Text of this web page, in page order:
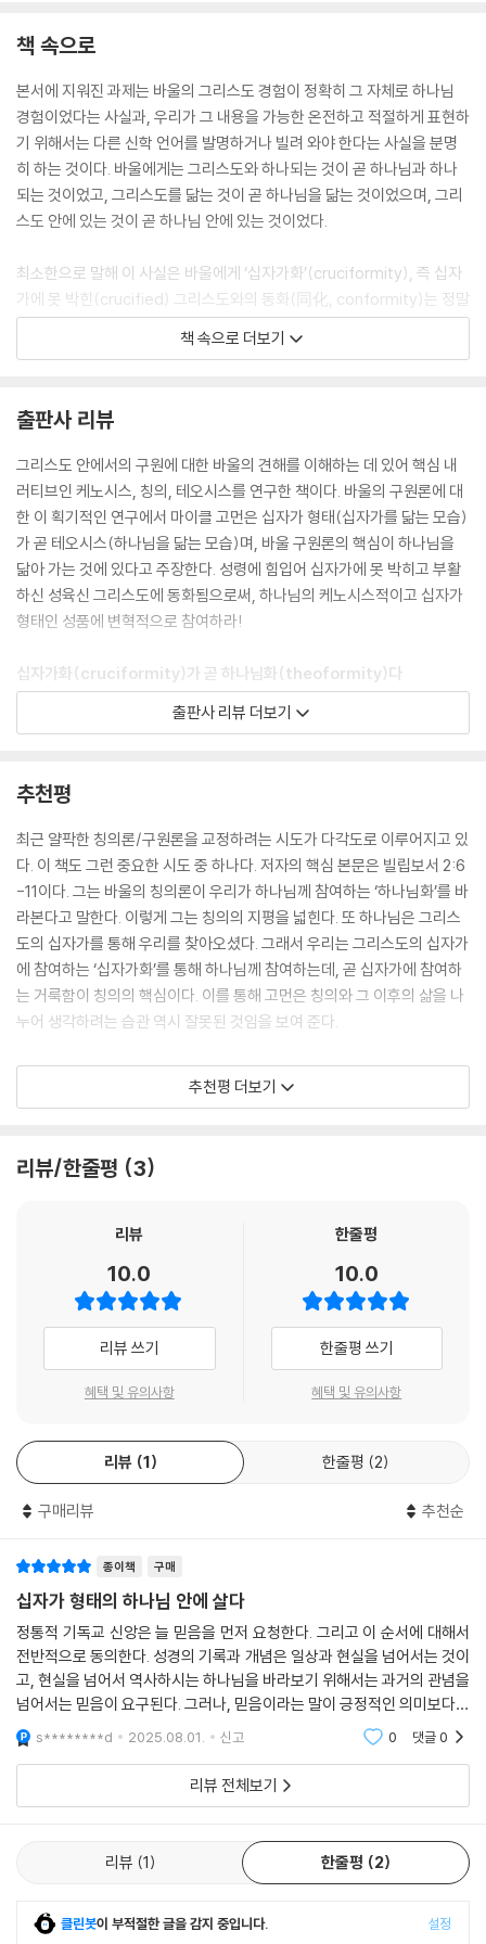
책 속으로
본서에 지워진 과제는 바울의 그리스도 경험이 정확히 그 자체로 하나님
경험이었다는 사실과, 우리가 그 내용을 가능한 온전하고 적절하게 표현하
기 위해서는 다른 신학 언어를 발명하거나 빌려 와야 한다는 사실을 분명
히 하는 것이다. 바울에게는 그리스도와 하나되는 것이 곧 하나님과 하나
되는 것이었고, 그리스도를 닮는 것이 곧 하나님을 닮는 것이었으며, 그리
스도 안에 있는 것이 곧 하나님 안에 있는 것이었다.
최소한으로 말해 이 사실은 바울에게 ‘십자가화’(cruciformity), 즉 십자
가에 못 박힌(crucified) 그리스도와의 동화(同化, conformity)는 정말
로 ‘하나님화’(theoformity), 혹은 테오시스였다는 것을 의미한다. 이러
한 주장들에 관한 본서의 논의는 또한 바울의 유명한 표현인 ‘그리스도 안
론이었다.
--- 「서론│십자가 형태 하나님 안에 살다」 중에서
빌립보서 2:6-11 연구에서 해소되지 않는 끈질긴 질문 중 하나는 이 본문
의 배경(들)과 출처를 둘러싼 문제다. 그런데 우리가 빌립보서 2:6-11에
접근할 때 절대 잊으면 안 되는 사실이 있다. 그것은 바로 이 본문이 시적
내러티브라는 사실이다. 대부분 시와 마찬가지로 이 본문도 풍부한 은유와
암시를 담고 있으며, 그렇기에 출처 혹은 심지어 ‘배경들’보다는 상호텍스
헌학적 정밀성을 추구하긴 해야겠지만, 또한 상호텍스트적 씨줄과 날줄로
직조된 이 작품 속에 존재하는 의미론적 중첩과 모호함을 그대로 안고 가
는 법도 배워야 한다. 이 시적 상호텍스트성 개념에는 이러한 본문 안에 서
로 창조적 긴장 관계에 있는 단어, 암시, 반향이 존재할지도 모른다는 의미
티브에는 아무런 내적 구조와 일관성, 플롯, 혹은 논리가 없다는 의미도 아
니다. 오히려 그 반대다. 자료의 출처나 사전학과 관련된 절대적 정확성을
추구하려는 노력을 내려놓으면, 우리는 시 자체를 설명하기 위해 시를 들
여다볼 수 있다. 이 본문에서 논란이 되는 단어와 구절 중 다수는 시 내부에
서 그 의미를 얻는다. 더욱이 시의 전체 의미는 바울이 이 시를 근접 문맥과
빌립보서의 다른 곳에서, 그리고 우리가 가진 바울서신 전체에서 어떻게
활용하는지 그리고 그럼으로써 해석하는지 조사함으로써 파악될 수 있다.
따라서 이 시적 본문을 체계적인 기독론에 관한 논문으로 취급해서는 안
--- 「1장│“그는 하나님의 형태이신데도/형태이시므로”」 중에서
더 구체적으로 말하면, 바울에게는 두 가지 구원론 모델(법정적 모델과 참
여적 모델)이 아니라 하나의 모델이 있었는데, 그것은 ‘함께 십자가에 못
그리스도가 십자가 위에서 보인 그 믿음과 사랑의 행위에 참여함으로써 하
나님 및 이웃과의 올바른 언약 관계가 회복된다는 것이다. 그리고 그리스
도의 이 한번의 행위는 율법의 ‘수직적’ 요구와 ‘수평적’ 요구 모두를 성취
해서, 그 행위에 참여하는 사람들도 그와 동일한 생명을 주는 율법 성취를
경험하며, 그 경험 안에서 죽음을 통한 부활이라는 과정, 그 역설적이고 기
독론에 기초한 과정을 시작한다. 말하자면, 그들은 십자가에 못 박힌 그리
스도와 동화되는 과정(십자가화ㆍ그리스도화)에 첫발을 내딛게 되며, 그
신화(deification)의 과정이기도 하다.
동사 ‘디카이오오’(dikaio?) 및 관련 단어들로 표현되어 있는 ‘칭의’ 개념
체가 등장하는 경우만 분석하면 이 광범위한 신학 개념에 관한 모든 것을
발견할 수 있다는 듯이 연구되었다. 하지만 유대교의 신학 개념으로서 칭
의를 대상으로 삼는 모든 논의는 서로 겹치는 개념인 언약, 생명, 그리고 당
연히 정의/의와 반드시 연결되어야 한다. 그렇다면 바울에게 칭의는 무엇
이었는가? 내가 주장할 내용은 바울에게 칭의란 (하나님을 향한) ‘수직적’
혹은 신학적 관계 및 그와 불가분한 (타인을 향한) ‘수평적’ 혹은 사회적 관
계 모두에서 올바른 언약 관계의 수립 혹은 회복을 뜻하며, 바울은 그것을
궁극적인 신원과 영광에 대한 확실한 소망이 포함되며, 이 모든 것은 그리
스도와 성령에 비추어 이해되고 그리스도와 성령을 통해 경험된다는 것이
다시 한번 우리는, 신자들이 최초에 그리고 계속해서 함께 십자가에 못 박
히는 그분이 부활하신, 십자가에 못 박히신 그리스도(the resurrected
crucified Christ)라는 사실을 강조해야 한다. 이 점은 기독론과 구원론
책 속으로 더보기
출판사 리뷰
그리스도 안에서의 구원에 대한 바울의 견해를 이해하는 데 있어 핵심 내
러티브인 케노시스, 칭의, 테오시스를 연구한 책이다. 바울의 구원론에 대
한 이 획기적인 연구에서 마이클 고먼은 십자가 형태(십자가를 닮는 모습)
가 곧 테오시스(하나님을 닮는 모습)며, 바울 구원론의 핵심이 하나님을
닮아 가는 것에 있다고 주장한다. 성령에 힘입어 십자가에 못 박히고 부활
하신 성육신 그리스도에 동화됨으로써, 하나님의 케노시스적이고 십자가
형태인 성품에 변혁적으로 참여하라!
십자가화(cruciformity)가 곧 하나님화(theoformity)다
『십자가 형태의 하나님 안에 살다』는 마이클 고먼의 전작 『삶으로 담아내
면, 십자가화는 하나님화, 또는 테오시스라고 할 수 있는데, 이 책은 전작
에서 충분히 개진하지 않은 이 테오시스 개념을 더욱 풀어 설명한다. 저자
는 바울의 구원론의 토대를 구축하는 빌립보서 2:6-11 내러티브 구조에
드러난 그리스도의 내러티브적 정체성이 궁극적으로는 하나님의 내러티
브적 정체성의 계시라고 주장한다.
말하자면 이 본문이 그리스도를 하나님으로 계시한다는 것이다. 다시 말
해, 이 본문은 내러티브 측면에서 그분의 정체성을 ‘[x]인데도 [y]가 아니
라 오히려 [z]’, 즉 ‘[신분]인데도 [이기심]이 아니라 오히려 [이타심]’으로
그리스도의 진정한 신성만이 아닌, 아담과 대비되는 그의 진정한 인성이
다. 따라서 참된 인간이 된다는 것은 그리스도를 닮는 것이며, 그것은 곧 하
나님을 닮는 것을 의미한다. 따라서 저자는 십자가화, 즉 성육신하고 십자
안에 계시된 하나님의 형상으로 성령에 참여함으로써 탈바꿈되는 과정을
‘함께 십자가에 못 박힘에 의한 칭의’(justification by co-crucifixi
“내가 십자가 형태이니, 너희도 십자가 형태가 될지어다”
저자는 이 책의 정수인 2장에서 바울서신의 핵심 본문 몇 가지, 특히 갈라
디아서 2:15-21과 로마서 6:1-7:6을 들여다보면서, 칭의가 ‘함께 십자가
에 못 박힘’을 통해 이루어짐을 보여 준다. 즉, 칭의는 언약적이며 십자가
품에 참여하는 것이기도 하다. 따라서 칭의 자체가 곧 테오시스다. 저자는
특히 갈라디아서 2:15-21과 로마서 6:1-7:6에 초점을 맞추고, 로마서 5:1
-11, 고린도후서 5:14-21, 빌립보서 2:5-11의 도움을 받아 바울이 말하는
면서도 잠재적으로 희생이 따르는 경험이며, 그리스도와 ‘함께 십자가에
이어지는 3장에서 저자는 바울이 거룩함을 삼위 하나님, 즉 아버지, 아들,
성령의 십자가 형태 성품에 참여하고 본받는 것으로 재정의한다고 말한다.
우리는 신적 거룩함의 화신이신 그리스도에게 참여적으로 동화됨으로써
하나님처럼 거룩해진다. 그러므로 거룩함 또는 성화는 칭의의 부록이 아니
라 칭의의 실현이다. 마지막 4장에서는 비폭력이야말로 십자가와 부활에
서 계시되고 바울이 이야기하는 케노시스적인 십자가 형태 하나님의 생명
에 참여하는 삶의 본질적 증표 중 하나라고 주장한다. 저자는 또한 바울이
신성한 폭력에 대한 르네 지라르의 주장과 그것을 바울에게 적용한 로버트
해머튼캘리의 해석을 다루면서 그에 대한 대답으로 앙리 레비와 미로슬라
있다고 말한다.
출판사 리뷰 더보기
추천평
최근 얄팍한 칭의론/구원론을 교정하려는 시도가 다각도로 이루어지고 있
다. 이 책도 그런 중요한 시도 중 하나다. 저자의 핵심 본문은 빌립보서 2:6
-11이다. 그는 바울의 칭의론이 우리가 하나님께 참여하는 ‘하나님화’를 바
라본다고 말한다. 이렇게 그는 칭의의 지평을 넓힌다. 또 하나님은 그리스
도의 십자가를 통해 우리를 찾아오셨다. 그래서 우리는 그리스도의 십자가
에 참여하는 ‘십자가화’를 통해 하나님께 참여하는데, 곧 십자가에 참여하
는 거룩함이 칭의의 핵심이다. 이를 통해 고먼은 칭의와 그 이후의 삶을 나
누어 생각하려는 습관 역시 잘못된 것임을 보여 준다.
그는 칭의론의 중요 본문인 갈라디아서와 로마서의 주요 논쟁거리를 내러
티브적 관점으로 솎아 내며 십자가 형태의 거룩함이 구원의 본질적 과정이
음과 은혜 ‘타령’이 뭔가 이상하다고 생각해 온 사람들, 신앙이 내 삶과 따
이야기를 들려주는 이 책이 매우 유익할 것이다.
이클 고먼은 바울 윤리를 논의할 때 빠지지 않는 가장 중요한 학자 중 하나
다. 고먼은 이 책에서 바울 신학의 핵심을 풍성하게 재발견한다. 이 책은 교
부신학에서 중요한 개념인 테오시스를 바울 신학의 중심으로 이해하면서
점에 따라 설명한다. 궁극적으로 하나님 안에 거하는 삶이란 하나님 자신
의 생명에 참여하는 것으로, 이는 삼위 하나님의 십자가 형태의 성품과 생
명에 변혁적으로 참여하는 것임을 이 책은 규명해 낸다. 『십자가 형태의 하
는 역동적인 관점에서 재해석하는 이 책을 통해 독자들은 유익하고 새로운
통찰을 발견할 것이다.
- 김규섭 (아신대학교 신약학 교수)
“바울 신학의 중심이 무엇인가”라는 질문에 대해, 종교개혁 이후로 ‘칭
의’라고 대답하는 학자들이 대다수였으나, 알베르트 슈바이처는 ‘칭의’를
도 안에 참여함)라는 주제를 바울 신학의 중심으로 새롭게 부각시켰다. 이
후 바울 학계는 종교개혁 전통을 따르는 학자들이 여전히 ‘칭의’를 바울 신
학의 중심으로 여겨 온 반면, 슈바이처가 제시한 길을 따르는 샌더스, 헤이
주장하면서, ‘칭의’와 ‘참여’를 서로 대립적인 관계로 이해하는 경향이 생겼
마이클 고먼은 이 책에서, 자신의 전작 『삶으로 담아내는 십자가』에서는
추천평 더보기
리뷰/한줄평 3
리뷰
10.0
리뷰 쓰기
혜택 및 유의사항
한줄평
10.0
한줄평 쓰기
혜택 및 유의사항
리뷰 1 한줄평 2
구매리뷰 추천순
종이책 구매
십자가 형태의 하나님 안에 살다
정통적 기독교 신앙은 늘 믿음을 먼저 요청한다. 그리고 이 순서에 대해서
전반적으로 동의한다. 성경의 기록과 개념은 일상과 현실을 넘어서는 것이
고, 현실을 넘어서 역사하시는 하나님을 바라보기 위해서는 과거의 관념을
넘어서는 믿음이 요구된다. 그러나, 믿음이라는 말이 긍정적인 의미보다는
앎의 문제를 배제하면서, 가르쳐야 할 입장에 있는 사람들이 배움과 가르
칠 책임을 벗
s********d 2025.08.01. 신고 0 댓글0
리뷰 전체보기
리뷰 1 한줄평 2
클린봇이 부적절한 글을 감지 중입니다. 설정